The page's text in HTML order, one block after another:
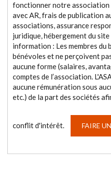
fonctionner notre association
avec AR, frais de publication
associations, assurance
juridique, hébergement du
information : Les membres
bénévoles et ne perçoivent
aucune forme (salaires,
comptes de l’association.
aucune rémunération sous
etc.) de la part des sociétés
conflit d'intérêt. FAIRE